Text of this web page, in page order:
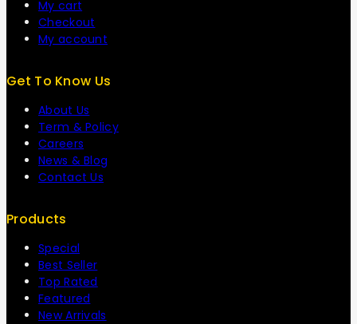
My cart
Checkout
My account
Get To Know Us
About Us
Term & Policy
Careers
News & Blog
Contact Us
Products
Special
Best Seller
Top Rated
Featured
New Arrivals